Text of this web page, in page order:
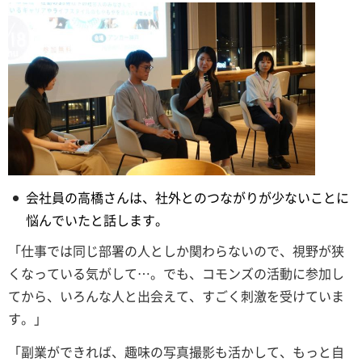
会社員の高橋さんは、社外とのつながりが少ないことに
悩んでいたと話します。
「仕事では同じ部署の人としか関わらないので、視野が狭
くなっている気がして…。でも、コモンズの活動に参加し
てから、いろんな人と出会えて、すごく刺激を受けていま
す。」
「副業ができれば、趣味の写真撮影も活かして、もっと自